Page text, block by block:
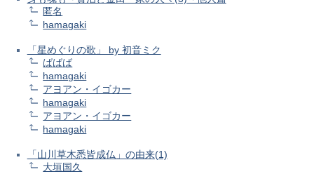
匿名
hamagaki
「星めぐりの歌」 by 初音ミク
ばばば
hamagaki
アヨアン・イゴカー
hamagaki
アヨアン・イゴカー
hamagaki
「山川草木悉皆成仏」の由来(1)
大垣国久